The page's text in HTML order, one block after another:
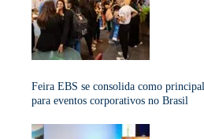
Feira EBS se consolida como
para eventos corporativos no Brasil